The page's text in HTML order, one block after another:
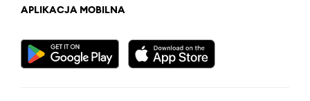
APLIKACJA MOBILNA